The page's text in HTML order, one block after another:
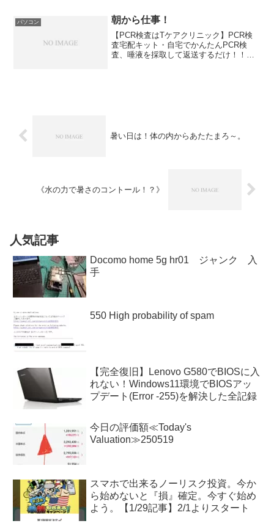
パソコン 朝から仕事！
【PCR検査はTケアクリニック】PCR検
査宅配キット・自宅でかんたんPCR検
査、唾液を採取して返送するだけ！！・
暑い日は！体の内からあたたまろ～。
《水の力で暑さのコントール！？》
人気記事
Docomo home 5g hr01 ジャンク 入
手
550 High probability of spam
【完全復旧】Lenovo G580でBIOSに入
れない！Windows11環境でBIOSアッ
プデート(Error -255)を解決した全記録
今日の評価額≪Today's
Valuation≫250519
スマホで出来るノーリスク投資。今か
ら始めないと『損』確定。今すぐ始め
よう。【1/29記事】2/1よりスタート